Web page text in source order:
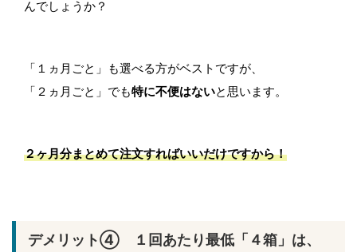
んでしょうか？
「１ヵ月ごと」も選べる方がベストですが、
「２ヵ月ごと」でも特に不便はないと思います。
２ヶ月分まとめて注文すればいいだけですから！
デメリット④ １回あたり最低「４箱」は、